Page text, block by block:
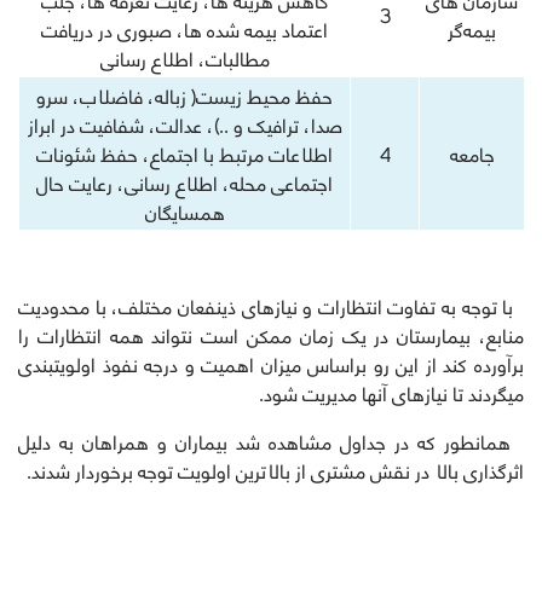
اعتماد بیمه شده ها، صبوری در دریافت
مطالبات، اطلاع رسانی
3
بیمه‌گر
حفظ محیط زیست( زباله، فاضلاب، سرو
صدا، ترافیک و ..)، عدالت، شفافیت در ابراز
اطلاعات مرتبط با اجتماع، حفظ شئونات
اجتماعی محله، اطلاع رسانی، رعایت حال
همسایگان
4 جامعه
با توجه به تفاوت انتظارات و نیازهای ذی‏نفعان مختلف، با محدودیت
منابع، بیمارستان در یک زمان ممکن است نتواند همه انتظارات را
برآورده کند از این رو براساس میزان اهمیت و درجه نفوذ اولویت‏بندی
می‏گردند تا نیازهای آنها مدیریت شود.
همانطور که در جداول مشاهده شد بیماران و همراهان به دلیل
اثرگذاری بالا در نقش مشتری از بالاترین اولویت توجه برخوردار شدند.